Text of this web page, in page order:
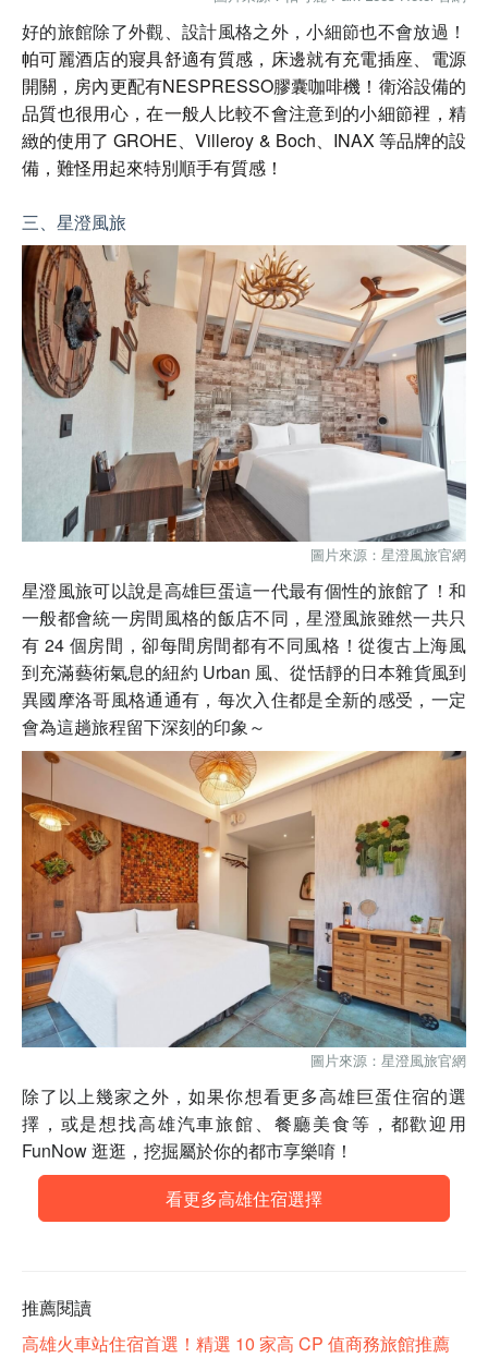
好的旅館除了外觀、設計風格之外，小細節也不會放過！
帕可麗酒店的寢具舒適有質感，床邊就有充電插座、電源
開關，房內更配有NESPRESSO膠囊咖啡機！衛浴設備的
品質也很用心，在一般人比較不會注意到的小細節裡，精
緻的使用了 GROHE、Villeroy & Boch、INAX 等品牌的設
備，難怪用起來特別順手有質感！
三、星澄風旅
圖片來源：星澄風旅官網
星澄風旅可以說是高雄巨蛋這一代最有個性的旅館了！和
一般都會統一房間風格的飯店不同，星澄風旅雖然一共只
有 24 個房間，卻每間房間都有不同風格！從復古上海風
到充滿藝術氣息的紐約 Urban 風、從恬靜的日本雜貨風到
異國摩洛哥風格通通有，每次入住都是全新的感受，一定
會為這趟旅程留下深刻的印象～
圖片來源：星澄風旅官網
除了以上幾家之外，如果你想看更多高雄巨蛋住宿的選
擇，或是想找高雄汽車旅館、餐廳美食等，都歡迎用
FunNow 逛逛，挖掘屬於你的都市享樂唷！
看更多高雄住宿選擇
推薦閱讀
高雄火車站住宿首選！精選 10 家高 CP 值商務旅館推薦